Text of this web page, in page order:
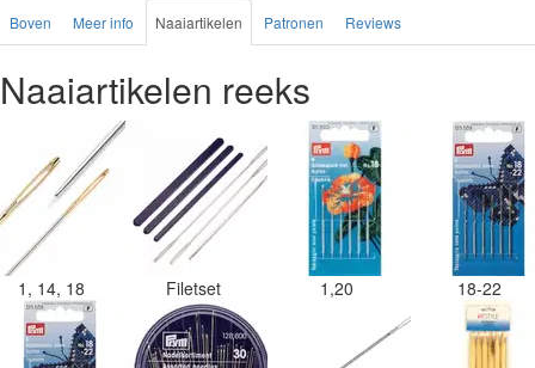
Boven Meer info Naaiartikelen Patronen Reviews
Naaiartikelen reeks
1, 14, 18 Filetset 1,20 18-22